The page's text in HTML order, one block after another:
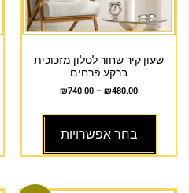
שעון קיר שחור לסלון מזכוכית
ברקע פרחים
₪480.00
–
₪740.00
בחר אפשרויות